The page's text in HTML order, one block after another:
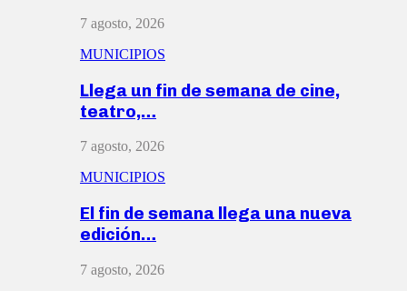
7 agosto, 2026
MUNICIPIOS
Llega un fin de semana de cine,
teatro,…
7 agosto, 2026
MUNICIPIOS
El fin de semana llega una nueva
edición…
7 agosto, 2026